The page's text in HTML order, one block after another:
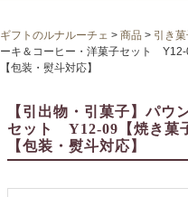
プチギフト
子育て卒業証書
ギフトのルナルーチェ > 商品 > 引き
ーキ＆コーヒー・洋菓子セット Y12-
【包装・熨斗対応】
【引出物・引菓子】パウ
セット Y12-09【焼き菓
【包装・熨斗対応】